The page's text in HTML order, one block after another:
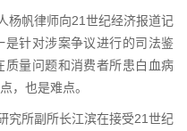
杨帆律师向21世纪经济报道记
针对涉案争议进行的司法鉴
质量问题和消费者所患白血病
，也是难点。
究所副所长江滨在接受21世纪